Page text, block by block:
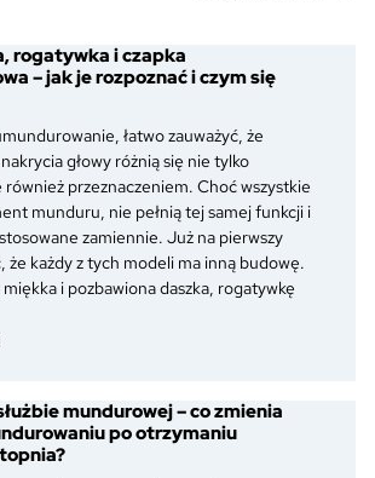
rogatywka i czapka
– jak je rozpoznać i czym się
łatwo zauważyć, że
głowy różnią się nie tylko
przeznaczeniem. Choć wszystkie
munduru, nie pełnią tej samej funkcji i
zamiennie. Już na pierwszy
że każdy z tych modeli ma inną budowę.
i pozbawiona daszka, rogatywkę
i
czapka
garnizonowa
mundurowej – co zmienia
po otrzymaniu